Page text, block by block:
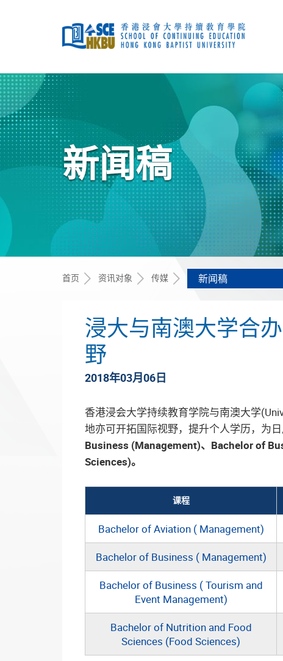
开
始
主
要
内
容
新闻稿
首页 资讯对象 传媒 新闻稿
浸大与南澳大学合
野
2018年03月06日
香港浸会大学持续教育学院与南澳大学
地亦可开拓国际视野，提升个人学历，为
Business (Management)、Bachelor of
Sciences)。
课程
Bachelor of Aviation ( Management)
Bachelor of Business ( Management)
Bachelor of Business ( Tourism and
Event Management)
Bachelor of Nutrition and Food
Sciences (Food Sciences)